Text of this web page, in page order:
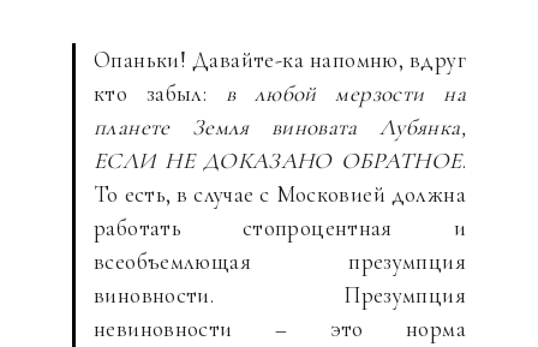
Опаньки! Давайте-ка напомню, вдруг
кто забыл: в любой мерзости на
планете Земля виновата Лубянка,
ЕСЛИ НЕ ДОКАЗАНО ОБРАТНОЕ.
То есть, в случае с Московией должна
работать стопроцентная и
всеобъемлющая презумпция
виновности. Презумпция
невиновности – это норма